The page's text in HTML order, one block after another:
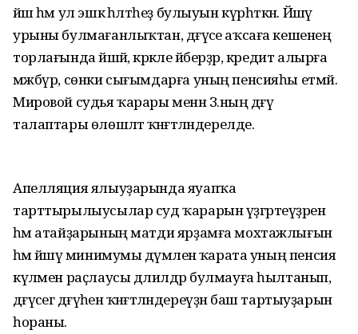
йәш һәм ул эшкә һәләтһеҙ булыуын күрһәткән. Йәшәү
урыны булмағанлыҡтан, дәғүәсе аҡсаға кешенең
торлағында йәшәй, кәрәкле әйберҙәр, кредит алырға
мәжбүр, сөнки сығымдарға уның пенсияһы етмәй.
Мировой судья ҡарары менән З.ның дәғүә
талаптары өлөшләтә ҡәнәғәтләндерелде.
Апелляция ялыуҙарында яуапҡа
тарттырылыусылар суд ҡарарын үҙгәртеүҙәрен
һәм атайҙарының матди ярҙамға мохтажлығын
һәм йәшәү минимумы дәүмәленә ҡарата уның пенсия
күләмен раҫлаусы дәлилдәр булмауға һылтанып,
дәғүәсегә дәғүәһен ҡәнәғәтләндереүҙән баш тартыуҙарын
һораны.